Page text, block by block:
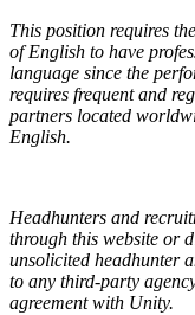
This position requires
of English to have
language since the
requires frequent and
partners located
English.
Headhunters and
through this website or
unsolicited headhunter
to any third-party
agreement with Unity.